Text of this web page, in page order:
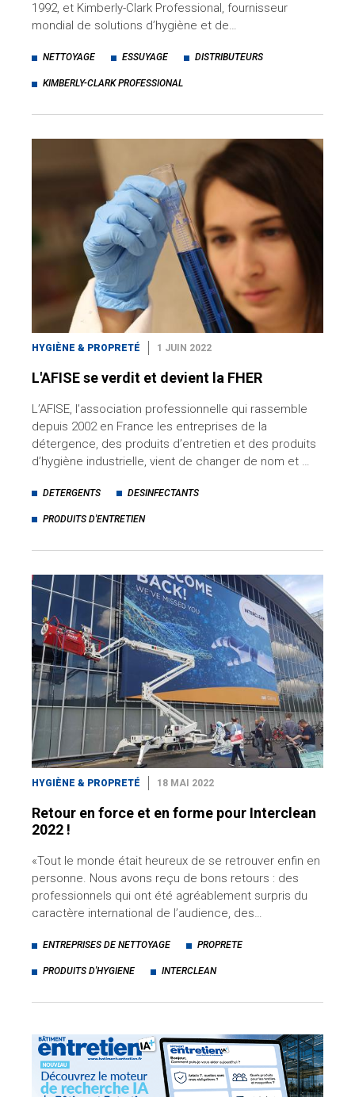
1992, et Kimberly-Clark Professional, fournisseur
mondial de solutions d’hygiène et de…
NETTOYAGE ESSUYAGE DISTRIBUTEURS
KIMBERLY-CLARK PROFESSIONAL
HYGIÈNE & PROPRETÉ 1 JUIN 2022
L'AFISE se verdit et devient la FHER
L’AFISE, l’association professionnelle qui rassemble
depuis 2002 en France les entreprises de la
détergence, des produits d’entretien et des produits
d’hygiène industrielle, vient de changer de nom et …
DETERGENTS DESINFECTANTS
PRODUITS D'ENTRETIEN
HYGIÈNE & PROPRETÉ 18 MAI 2022
Retour en force et en forme pour Interclean
2022 !
«Tout le monde était heureux de se retrouver enfin en
personne. Nous avons reçu de bons retours : des
professionnels qui ont été agréablement surpris du
caractère international de l’audience, des…
ENTREPRISES DE NETTOYAGE PROPRETE
PRODUITS D'HYGIENE INTERCLEAN